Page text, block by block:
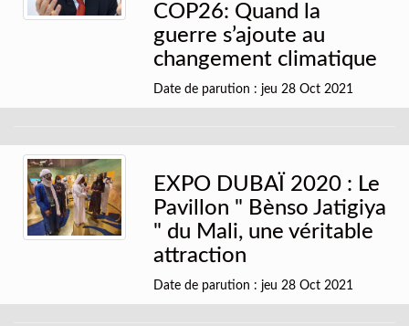
COP26: Quand la
guerre s’ajoute au
changement climatique
Date de parution : jeu 28 Oct 2021
EXPO DUBAÏ 2020 : Le
Pavillon " Bènso Jatigiya
" du Mali, une véritable
attraction
Date de parution : jeu 28 Oct 2021